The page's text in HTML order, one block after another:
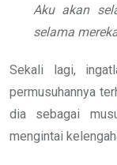
Aku akan
selama
Sekali lagi,
permusuhannya
dia sebagai
mengintai